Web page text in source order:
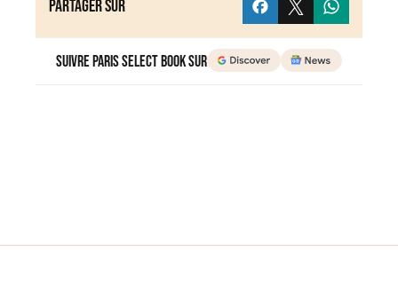
Partager sur
Suivre Paris Select Book sur